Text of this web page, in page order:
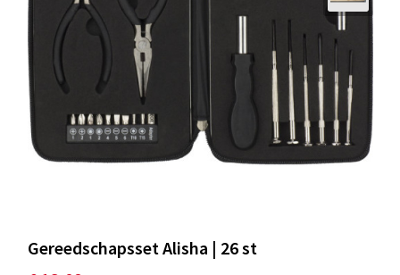
Gereedschapsset Alisha | 26 st